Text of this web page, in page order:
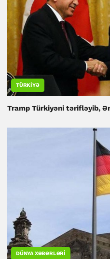
TÜRKIYƏ
Tramp Türkiyəni tərifləyib,
DÜNYA XƏBƏRLƏRI